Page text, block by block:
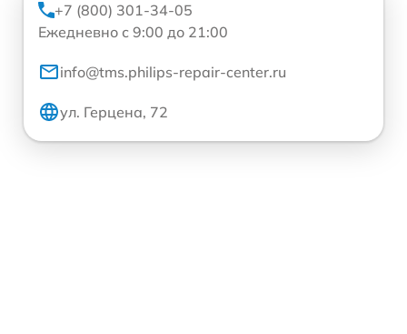
+7 (800) 301-34-05
Ежедневно с 9:00 до 21:00
info@tms.philips-repair-center.ru
ул. Герцена, 72